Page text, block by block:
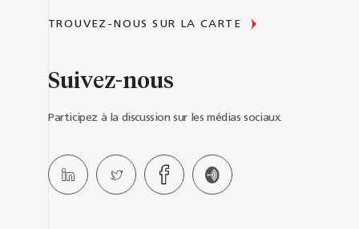
TROUVEZ-NOUS SUR LA CARTE
Suivez-nous
Participez à la discussion sur les médias sociaux.